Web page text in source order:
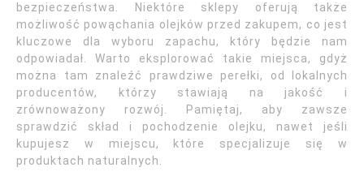
bezpieczeństwa. Niektóre sklepy oferują także
możliwość powąchania olejków przed zakupem, co jest
kluczowe dla wyboru zapachu, który będzie nam
odpowiadał. Warto eksplorować takie miejsca, gdyż
można tam znaleźć prawdziwe perełki, od lokalnych
producentów, którzy stawiają na jakość i
zrównoważony rozwój. Pamiętaj, aby zawsze
sprawdzić skład i pochodzenie olejku, nawet jeśli
kupujesz w miejscu, które specjalizuje się w
produktach naturalnych.